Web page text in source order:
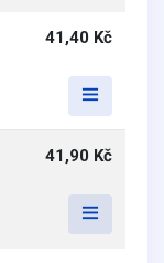
41,40 Kč
41,90 Kč